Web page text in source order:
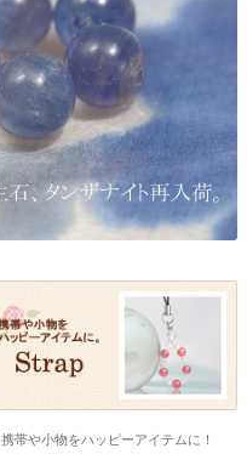
携帯や小物をハッピーアイテムに！